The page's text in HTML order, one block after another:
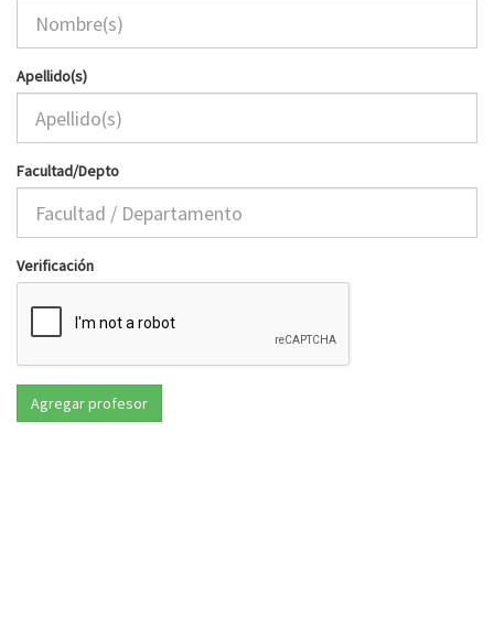
Apellido(s)
Facultad/Depto
Verificación